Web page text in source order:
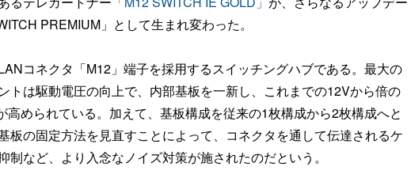
PREMIUM」として生まれ変わった。
コネクタ「M12」端子を採用するスイッチングハブである。最大の
トは駆動電圧の向上で、内部基板を一新し、これまでの12Vから倍の
高められている。加えて、基板構成を従来の1枚構成から2枚構成へと
板の固定方法を見直すことによって、コネクタを通して伝達されるケ
制など、より入念なノイズ対策が施されたのだという。